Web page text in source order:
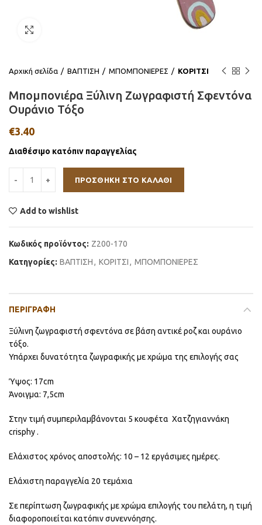
Αρχική σελίδα ΒΑΠΤΙΣΗ ΜΠΟΜΠΟΝΙΕΡΕΣ ΚΟΡΙΤΣΙ
Μπομπονιέρα Ξύλινη Ζωγραφιστή Σφεντόνα
Ουράνιο Τόξο
€3.40
Διαθέσιμο κατόπιν παραγγελίας
ΠΡΟΣΘΉΚΗ ΣΤΟ ΚΑΛΆΘΙ
Add to wishlist
Κωδικός προϊόντος: Ζ200-170
Κατηγορίες: ΒΑΠΤΙΣΗ, ΚΟΡΙΤΣΙ, ΜΠΟΜΠΟΝΙΕΡΕΣ
ΠΕΡΙΓΡΑΦΉ
Ξύλινη ζωγραφιστή σφεντόνα σε βάση αντικέ ροζ και ουράνιο
τόξο.
Υπάρχει δυνατότητα ζωγραφικής με χρώμα της επιλογής σας
Ύψος: 17cm
Άνοιγμα: 7,5cm
Στην τιμή συμπεριλαμβάνονται 5 κουφέτα Χατζηγιαννάκη
crisphy .
Ελάχιστος χρόνος αποστολής: 10 – 12 εργάσιμες ημέρες.
Ελάχιστη παραγγελία 20 τεμάχια
Σε περίπτωση ζωγραφικής με χρώμα επιλογής του πελάτη, η τιμή
διαφοροποιείται κατόπιν συνεννόησης.